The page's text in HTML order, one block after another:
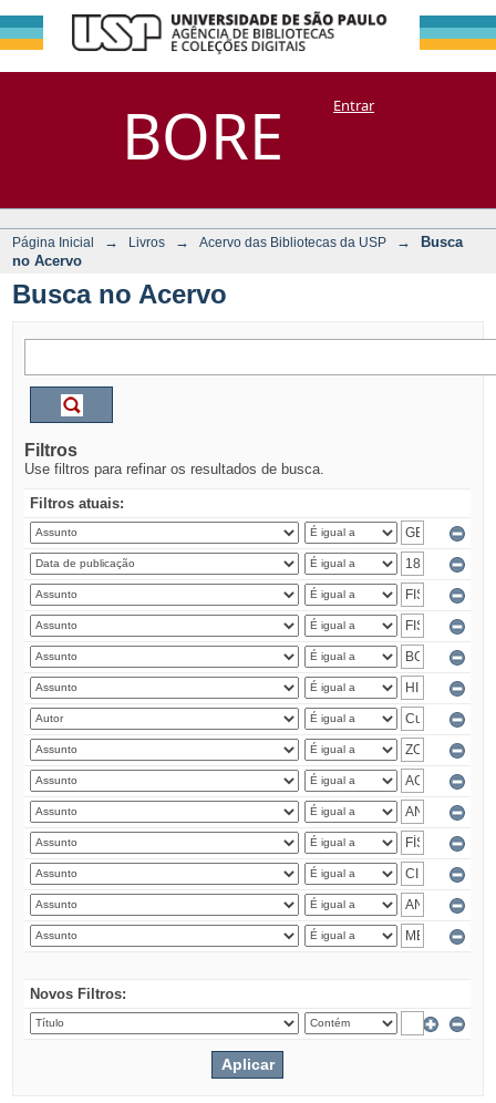
BORE
Busca no Acervo
DSpace/Manakin + CoriscoEntrar
Página Inicial → Livros → Acervo das Bibliotecas da USP →
Busca
no Acervo
Busca no Acervo
Filtros
Use filtros para refinar os resultados de busca.
Filtros atuais:
Novos Filtros: